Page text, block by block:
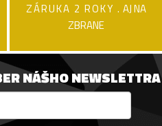
ZÁRUKA 2 ROKY . AJ NA
ZBRANE
NÁŠHO NEWSLETTRA